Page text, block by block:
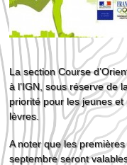
La section Course
à l’IGN, sous réserve de
priorité pour les jeunes
lèvres.
A noter que les
septembre seront